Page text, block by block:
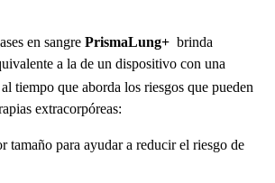
en sangre PrismaLung+ brinda
a la de un dispositivo con una
tiempo que aborda los riesgos que pueden
extracorpóreas:
tamaño para ayudar a reducir el riesgo de